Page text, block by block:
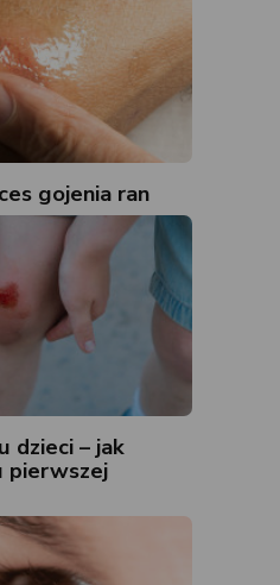
gojenia ran
dzieci – jak
pierwszej